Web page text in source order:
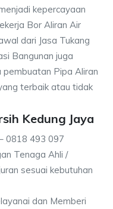
kepercayaan
Bor Aliran Air
dari Jasa Tukang
Bangunan juga
pembuatan Pipa Aliran
terbaik atau tidak
Kedung Jaya
0818 493 097
Tenaga Ahli /
sesuai kebutuhan
dan Memberi